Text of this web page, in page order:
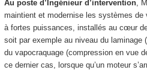
Au poste d’Ingénieur d’intervention,
maintient et modernise les systèmes
à fortes puissances, installés au cœur
soit par exemple au niveau du laminage
du vapocraquage (compression en vue
ce dernier cas, lorsque qu’un moteur